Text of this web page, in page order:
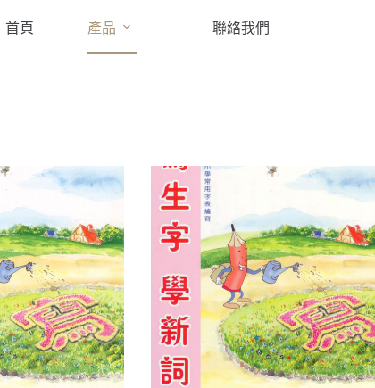
首頁 產品 聯絡我們